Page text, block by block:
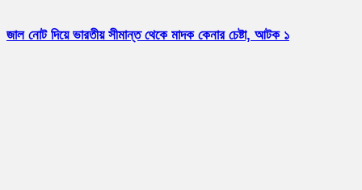
জাল নোট দিয়ে ভারতীয় সীমান্ত থেকে মাদক কেনার চেষ্টা, আটক ১